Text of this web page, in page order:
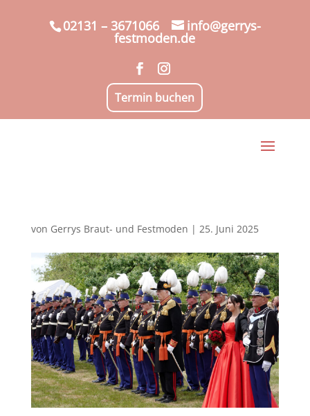
02131 – 3671066 info@gerrys-
festmoden.de
Termin buchen
von Gerrys Braut- und Festmoden | 25. Juni 2025